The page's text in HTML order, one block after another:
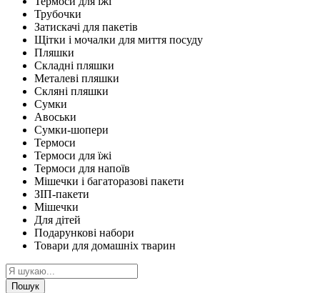
Трубочки
Затискачі для пакетів
Щітки і мочалки для миття посуду
Пляшки
Складні пляшки
Металеві пляшки
Скляні пляшки
Сумки
Авоськи
Сумки-шопери
Термоси
Термоси для їжі
Термоси для напоїв
Мішечки і багаторазові пакети
ЗІП-пакети
Мішечки
Для дітей
Подарункові набори
Товари для домашніх тварин
Пошук